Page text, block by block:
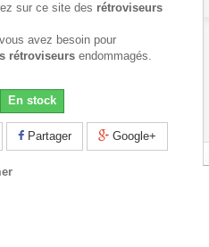
sur ce site des rétroviseurs
avez besoin pour
rétroviseurs endommagés.
En stock
Partager Google+